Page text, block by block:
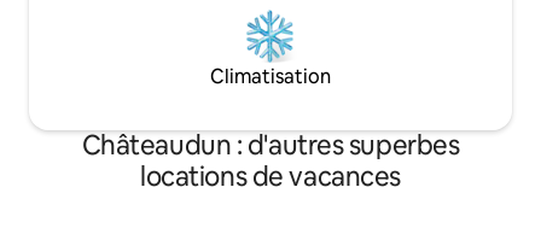
Climatisation
Châteaudun : d'autres superbes
locations de vacances